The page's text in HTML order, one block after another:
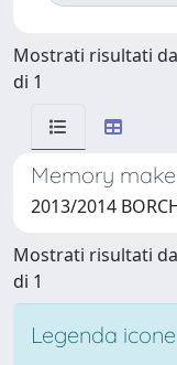
Mostrati risultati da
di 1
Memory
2013/2014
Mostrati risultati da
di 1
Legenda